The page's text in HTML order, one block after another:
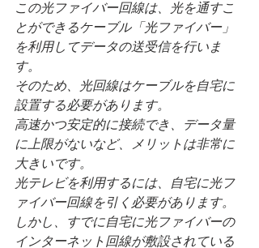
この光ファイバー回線は、光を通すこ
とができるケーブル「光ファイバー」
を利用してデータの送受信を行いま
す。
そのため、光回線はケーブルを自宅に
設置する必要があります。
高速かつ安定的に接続でき、データ量
に上限がないなど、メリットは非常に
大きいです。
光テレビを利用するには、自宅に光フ
ァイバー回線を引く必要があります。
しかし、すでに自宅に光ファイバーの
インターネット回線が敷設されている